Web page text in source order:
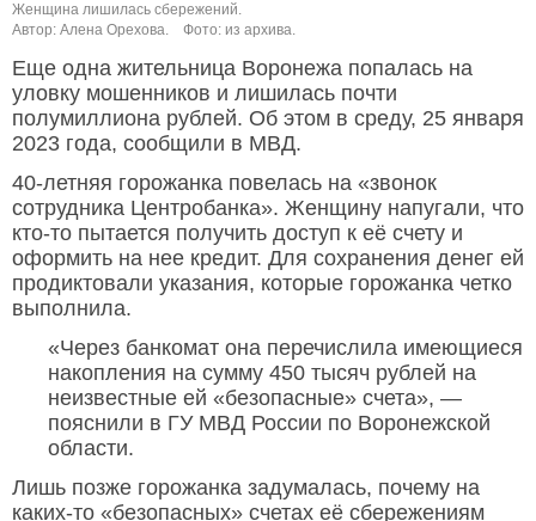
Женщина лишилась сбережений.
Автор: Алена Орехова.
Фото: из архива.
Еще одна жительница Воронежа попалась на
уловку мошенников и лишилась почти
полумиллиона рублей. Об этом в среду, 25 января
2023 года, сообщили в МВД.
40-летняя горожанка повелась на «звонок
сотрудника Центробанка». Женщину напугали, что
кто-то пытается получить доступ к её счету и
оформить на нее кредит. Для сохранения денег ей
продиктовали указания, которые горожанка четко
выполнила.
«Через банкомат она перечислила имеющиеся
накопления на сумму 450 тысяч рублей на
неизвестные ей «безопасные» счета», —
пояснили в ГУ МВД России по Воронежской
области.
Лишь позже горожанка задумалась, почему на
каких-то «безопасных» счетах её сбережениям